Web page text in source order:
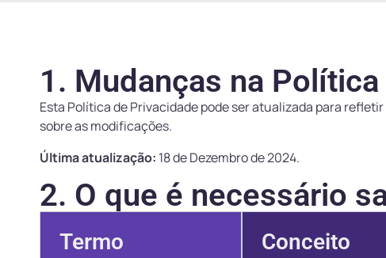
1. Mudanças na
Esta Política de Privacidade pode ser atualizada para
sobre as modificações.
Última atualização: 18 de Dezembro de 2024.
2. O que é necessário
Termo Conceito